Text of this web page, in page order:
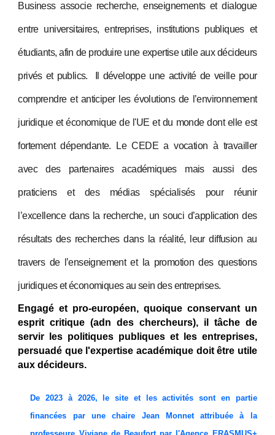
Business associe recherche, enseignements et dialogue
entre universitaires, entreprises, institutions publiques et
étudiants, afin de produire une expertise utile aux décideurs
privés et publics. Il développe une activité de veille pour
comprendre et anticiper les évolutions de l’environnement
juridique et économique de l'UE et du monde dont elle est
fortement dépendante. Le CEDE a vocation à travailler
avec des partenaires académiques mais aussi des
praticiens et des médias spécialisés pour réunir
l’excellence dans la recherche, un souci d’application des
résultats des recherches dans la réalité, leur diffusion au
travers de l’enseignement et la promotion des questions
juridiques et économiques au sein des entreprises.
Engagé et pro-européen, quoique conservant un
esprit critique (adn des chercheurs), il
tâche de
servir les politiques publiques et les entreprises,
persuadé que l'expertise académique doit être utile
aux décideurs.
De 2023 à 2026, le site et les activités sont en partie
financées par une chaire Jean Monnet attribuée à la